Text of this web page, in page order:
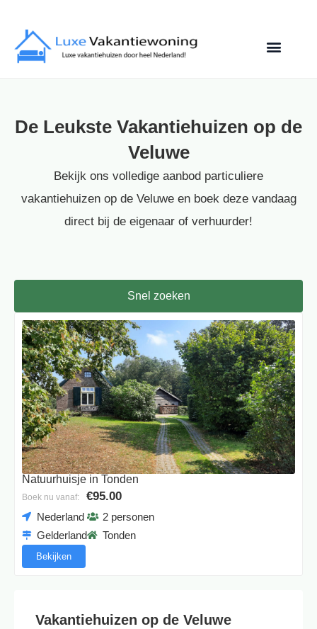
De Leukste Vakantiehuizen op de
Veluwe
Bekijk ons volledige aanbod particuliere
vakantiehuizen op de Veluwe en boek deze vandaag
direct bij de eigenaar of verhuurder!
Vakantiehuizen op de Veluwe
Snel zoeken
Natuurhuisje in Tonden
Boek nu vanaf: €95.00
Nederland
Gelderland
2 personen
Tonden
Bekijken